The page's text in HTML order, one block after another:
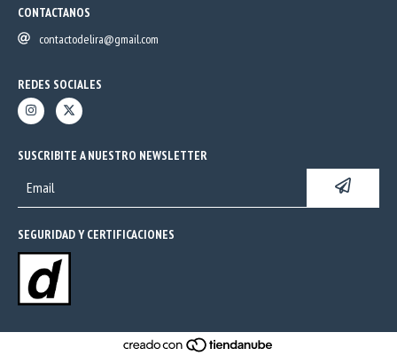
CONTACTANOS
contactodelira@gmail.com
REDES SOCIALES
SUSCRIBITE A NUESTRO NEWSLETTER
SEGURIDAD Y CERTIFICACIONES